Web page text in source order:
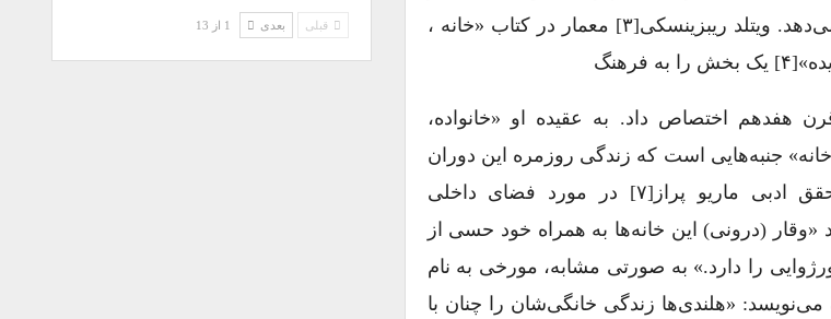
زندگی در خانه نشان می‌دهد. ویتلد ریبزینسکی[۳] معمار در کتاب «خانه ،
فرهنگ
هلندی‌ قرن هفدهم اختصاص داد. به عقیده او «خانواده،
به خانه» جنبه‌هایی است که زندگی روزمره این دوران
را مجسم می‌کند. محقق ادبی ماریو پراز[۷] در مورد فضای داخلی
«وقار (درونی) این خانه‌ها به همراه خود حسی از
را دارد.» به صورتی مشابه، مورخی به نام
اینگونه می‌نویسد: «هلندی‌ها زندگی خانگی‌شان را چنان با
قبلی بعدی 1 از 13